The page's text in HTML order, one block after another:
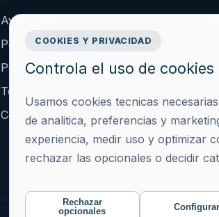
Aviso Legal
Politica de Privacidad
Politica de Cookies
Terminos y Condiciones
Configurar cookies
COOKIES Y PRIVACIDAD
Controla el uso de
Usamos cookies tecnicas
de analitica, preferencias y
experiencia, medir uso y optimizar
rechazar las opcionales o decidir
Rechazar
opcionales
Configurar